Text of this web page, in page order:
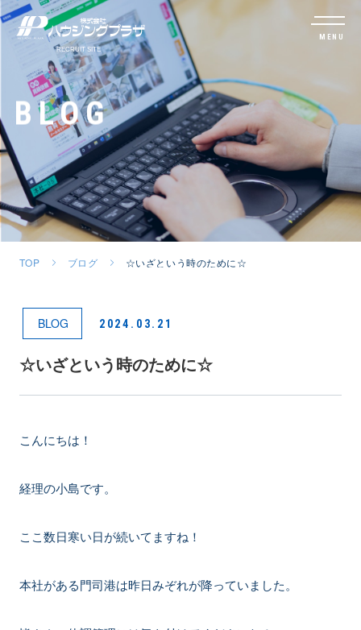
MENU
BLOG
TOP ブログ ☆いざという時のために☆
BLOG 2024.03.21
☆いざという時のために☆
こんにちは！
経理の小島です。
ここ数日寒い日が続いてますね！
本社がある門司港は昨日みぞれが降っていました。